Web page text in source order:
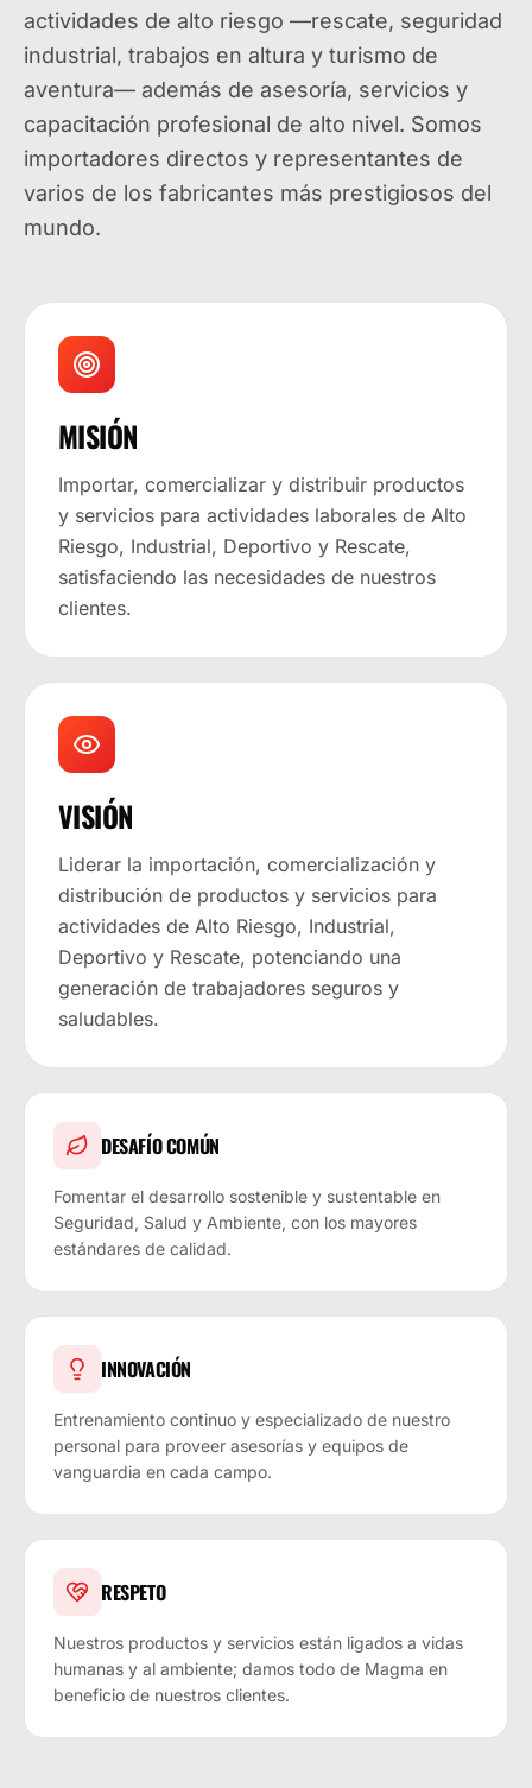
actividades de alto riesgo —rescate, seguridad
industrial, trabajos en altura y turismo de
aventura— además de asesoría, servicios y
capacitación profesional de alto nivel. Somos
importadores directos y representantes de
varios de los fabricantes más prestigiosos del
mundo.
MISIÓN
Importar, comercializar y distribuir productos
y servicios para actividades laborales de Alto
Riesgo, Industrial, Deportivo y Rescate,
satisfaciendo las necesidades de nuestros
clientes.
VISIÓN
Liderar la importación, comercialización y
distribución de productos y servicios para
actividades de Alto Riesgo, Industrial,
Deportivo y Rescate, potenciando una
generación de trabajadores seguros y
saludables.
DESAFÍO COMÚN
Fomentar el desarrollo sostenible y sustentable en
Seguridad, Salud y Ambiente, con los mayores
estándares de calidad.
INNOVACIÓN
Entrenamiento continuo y especializado de nuestro
personal para proveer asesorías y equipos de
vanguardia en cada campo.
RESPETO
Nuestros productos y servicios están ligados a vidas
humanas y al ambiente; damos todo de Magma en
beneficio de nuestros clientes.